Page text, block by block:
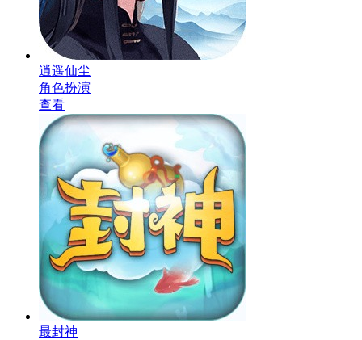
逍遥仙尘
角色扮演
查看
最封神